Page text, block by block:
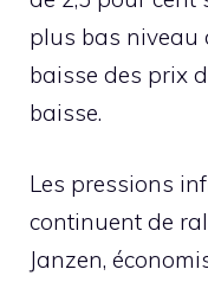
plus bas niveau
baisse des prix
baisse.
Les pressions
continuent de
Janzen,